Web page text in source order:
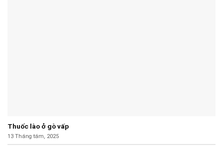
Thuốc lào ở gò vấp
13 Tháng tám, 2025